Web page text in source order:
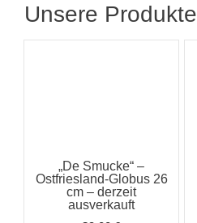
Unsere Produkte
„De Smucke“ –
Ostfriesland-Globus 26
cm – derzeit
ausverkauft